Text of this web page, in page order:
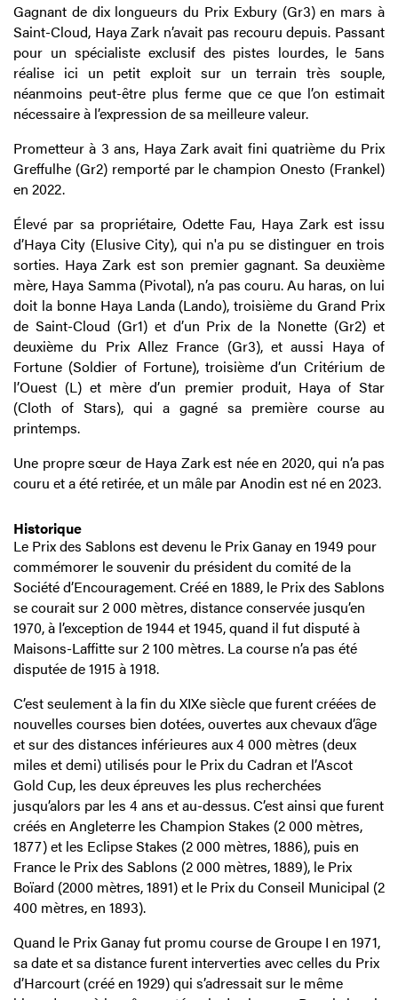
Gagnant de dix longueurs du Prix Exbury (Gr3) en mars à
Saint-Cloud, Haya Zark n’avait pas recouru depuis. Passant
pour un spécialiste exclusif des pistes lourdes, le 5ans
réalise ici un petit exploit sur un terrain très souple,
néanmoins peut-être plus ferme que ce que l’on estimait
nécessaire à l’expression de sa meilleure valeur.
Prometteur à 3 ans, Haya Zark avait fini quatrième du Prix
Greffulhe (Gr2) remporté par le champion Onesto (Frankel)
en 2022.
Élevé par sa propriétaire, Odette Fau, Haya Zark est issu
d’Haya City (Elusive City), qui n'a pu se distinguer en trois
sorties. Haya Zark est son premier gagnant. Sa deuxième
mère, Haya Samma (Pivotal), n’a pas couru. Au haras, on lui
doit la bonne Haya Landa (Lando), troisième du Grand Prix
de Saint-Cloud (Gr1) et d’un Prix de la Nonette (Gr2) et
deuxième du Prix Allez France (Gr3), et aussi Haya of
Fortune (Soldier of Fortune), troisième d’un Critérium de
l’Ouest (L) et mère d’un premier produit, Haya of Star
(Cloth of Stars), qui a gagné sa première course au
printemps.
Une propre sœur de Haya Zark est née en 2020, qui n’a pas
couru et a été retirée, et un mâle par Anodin est né en 2023.
Historique
Le Prix des Sablons est devenu le Prix Ganay en 1949 pour
commémorer le souvenir du président du comité de la
Société d’Encouragement. Créé en 1889, le Prix des Sablons
se courait sur 2 000 mètres, distance conservée jusqu’en
1970, à l’exception de 1944 et 1945, quand il fut disputé à
Maisons-Laffitte sur 2 100 mètres. La course n’a pas été
disputée de 1915 à 1918.
C’est seulement à la fin du XIXe siècle que furent créées de
nouvelles courses bien dotées, ouvertes aux chevaux d’âge
et sur des distances inférieures aux 4 000 mètres (deux
miles et demi) utilisés pour le Prix du Cadran et l’Ascot
Gold Cup, les deux épreuves les plus recherchées
jusqu’alors par les 4 ans et au-dessus. C’est ainsi que furent
créés en Angleterre les Champion Stakes (2 000 mètres,
1877) et les Eclipse Stakes (2 000 mètres, 1886), puis en
France le Prix des Sablons (2 000 mètres, 1889), le Prix
Boïard (2000 mètres, 1891) et le Prix du Conseil Municipal (2
400 mètres, en 1893).
Quand le Prix Ganay fut promu course de Groupe I en 1971,
sa date et sa distance furent interverties avec celles du Prix
d’Harcourt (créé en 1929) qui s’adressait sur le même